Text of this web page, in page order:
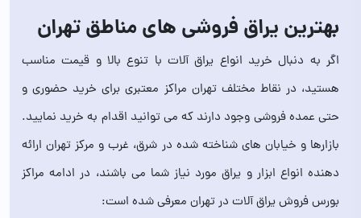
بهترین یراق فروشی های مناطق تهران
اگر به دنبال خرید انواع یراق آلات با تنوع بالا و قیمت مناسب
هستید، در نقاط مختلف تهران مراکز معتبری برای خرید حضوری و
حتی عمده فروشی وجود دارند که می توانید اقدام به خرید نمایید.
بازارها و خیابان های شناخته شده در شرق، غرب و مرکز تهران ارائه
دهنده انواع ابزار و یراق مورد نیاز شما می باشند، در ادامه مراکز
بورس فروش یراق آلات در تهران معرفی شده است: